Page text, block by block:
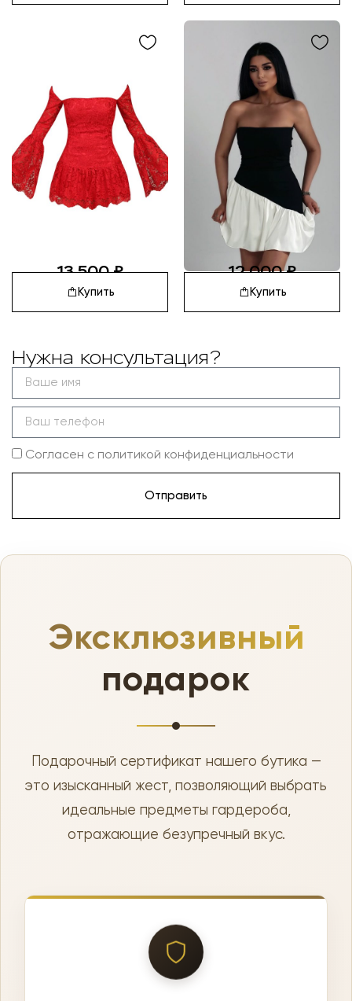
13 500₽
Купить
12 000₽
Купить
Нужна консультация?
Согласен с политикой конфиденциальности
Отправить
Эксклюзивный
подарок
Подарочный сертификат нашего бутика —
это изысканный жест, позволяющий выбрать
идеальные предметы гардероба,
отражающие безупречный вкус.